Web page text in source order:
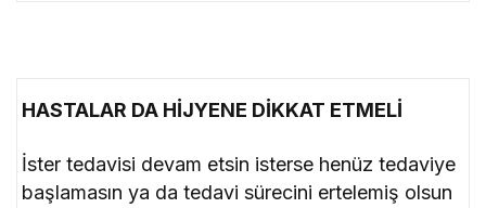
HASTALAR DA HİJYENE DİKKAT ETMELİ
İster tedavisi devam etsin isterse henüz tedaviye
başlamasın ya da tedavi sürecini ertelemiş olsun